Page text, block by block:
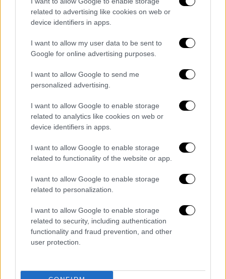
related to advertising like cookies on web or
device identifiers in apps.
I want to allow my user data to be sent to
Google for online advertising purposes.
I want to allow Google to send me
personalized advertising.
I want to allow Google to enable storage
related to analytics like cookies on web or
device identifiers in apps.
I want to allow Google to enable storage
related to functionality of the website or app.
I want to allow Google to enable storage
related to personalization.
I want to allow Google to enable storage
related to security, including authentication
functionality and fraud prevention, and other
user protection.
49.000 ευρώ 450 ευρώ, ενώγια τέσσερα,
πέντε και έξι ή περισσότερα παιδιά η
ενίσχυση φτάνει αντίστοιχα τα 600, 750
τουλάχιστον900 ευρώ, με ανώτατα
εισοδηματικά όρια έως64.000 ευρώ.
Για τα έγγαμα νοικοκυριά, το όριο ξεκινά από
40.000 ευρώ για ένα παιδί
ενίσχυση),ανεβαίνει στα 45.000 ευρώ για
δύο παιδιά (300 ευρώ), στα50.000 ευρώ για
τρία παιδιά (450 ευρώ)
τέσσερα παιδιά (600 ευρώ)
, στα
60.000 ευρώ
για πέντε παιδιά (750 ευρώ)και φτάνει τα
(900 ευρώ και άνω).
975.000
νοικοκυριάαπό σύνολο 1,2 εκατομμυρίων, με
3,3 εκατομμύρια μέλη. Η καταβολή θα γίνει
αυτόματαμε βάση τις φορολογικές
απαραίτητη είναι η δήλωση IBAN στην ΑΑΔΕ.